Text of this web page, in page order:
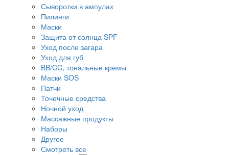
Сыворотки в ампулах
Пилинги
Маски
Защита от солнца SPF
Уход после загара
Уход для губ
BB/CC, тональные кремы
Маски SOS
Патчи
Точечные средства
Ночной уход
Массажные продукты
Наборы
Другое
Смотреть все